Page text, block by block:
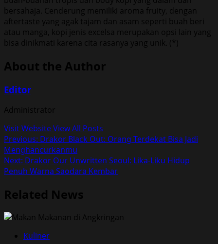
bersahaja. Cenderung memiliki aroma fruity, dengan
aftertaste yang agak tajam dan asam seperti buah beri
atau manga, kopi jenis excelsa merupakan opsi lain yang
bisa dinikmati karena cita rasanya yang unik. (*)
About the Author
Editor
Administrator
Visit WebsiteView All Posts
Post
navigation
Previous: Drakor Black Out: Orang Terdekat Bisa Jadi
Menghancurkanmu
Next: Drakor Our Unwritten Seoul: Lika-Liku Hidup
Penuh Warna Saodara Kembar
Related News
Kuliner